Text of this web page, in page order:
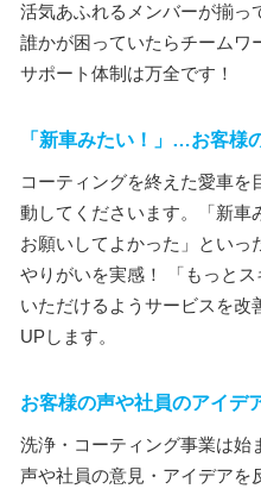
活気あふれるメンバーが揃っ
誰かが困っていたらチームワ
サポート体制は万全です！
「新車みたい！」…お客様
コーティングを終えた愛車
動してくださいます。「新車
お願いしてよかった」といっ
やりがいを実感！ 「もっと
いただけるようサービスを改
UPします。
お客様の声や社員のアイデ
洗浄・コーティング事業は始
声や社員の意見・アイデアを